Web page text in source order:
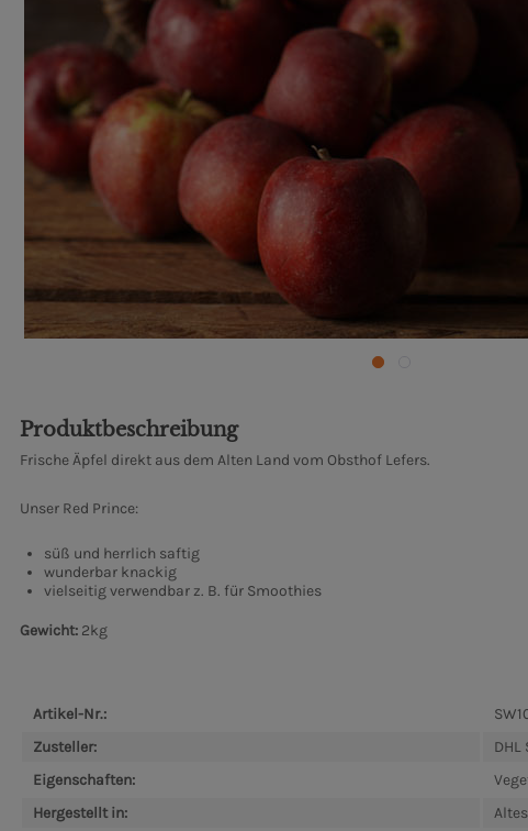
Produktbeschreibung
Frische Äpfel direkt aus dem Alten Land vom Obsthof Lefers.
Unser Red Prince:
süß und herrlich saftig
wunderbar knackig
vielseitig verwendbar z. B. für Smoothies
Gewicht: 2kg
Artikel-Nr.:
Zusteller:
DHL
Eigenschaften:
Hergestellt in: